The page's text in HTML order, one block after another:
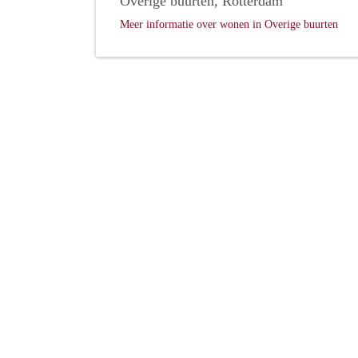
Meer informatie over wonen in Overige buurten